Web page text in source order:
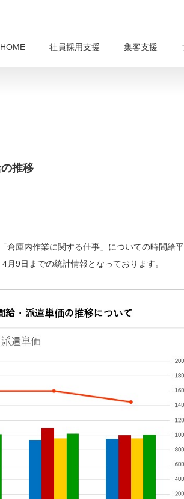
HOME 社員採用支援 集客支援
推移
庫内作業に関する仕事」についての時間給
9日までの統計情報となっております。